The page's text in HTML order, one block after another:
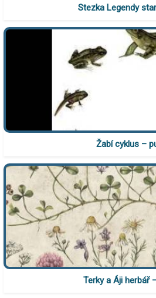
Stezka Legendy
Žabí cyklus –
Terky a Áji herbář